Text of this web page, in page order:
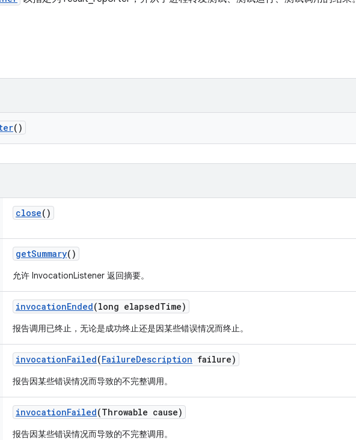
()
close()
getSummary()
允许 InvocationListener 返回摘要。
invocationEnded(long elapsedTime)
报告调用已终止，无论是成功终止还是因某些错误情况而终止。
invocationFailed(FailureDescription failure)
报告因某些错误情况而导致的不完整调用。
invocationFailed(Throwable cause)
报告因某些错误情况而导致的不完整调用。